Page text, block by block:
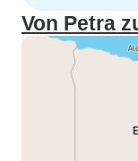
Von Petra